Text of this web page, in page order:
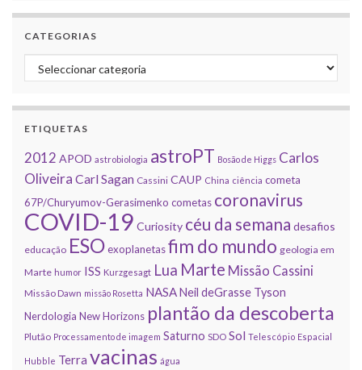
CATEGORIAS
Categorias
ETIQUETAS
2012 APOD astrobiologia astroPT Bosão de Higgs Carlos
Oliveira Carl Sagan Cassini CAUP China ciência cometa
67P/Churyumov-Gerasimenko cometas coronavirus
COVID-19 Curiosity céu da semana desafios
educação ESOexoplanetasfim do mundo geologia em
Marte humor ISS Kurzgesagt Lua Marte Missão Cassini
Missão Dawn missão Rosetta NASANeil deGrasse Tyson
Nerdologia New Horizons plantão da descoberta
Plutão Processamento de imagem Saturno SDO Sol Telescópio Espacial
Hubble Terra vacinas água